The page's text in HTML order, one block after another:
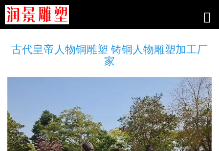
古代皇帝人物铜雕塑 铸铜人物雕塑加工厂
家